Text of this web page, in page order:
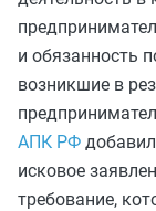
и обязанность
возникшие в
АПК РФ
исковое
требование,